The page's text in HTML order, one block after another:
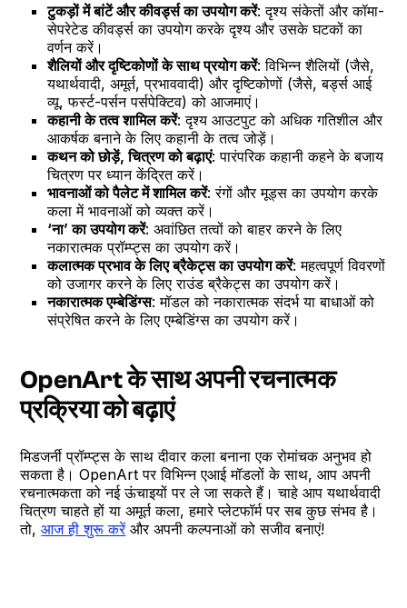
टुकड़ों में बांटें और कीवर्ड्स का उपयोग करें: दृश्य संकेतों और कॉमा-
सेपरेटेड कीवर्ड्स का उपयोग करके दृश्य और उसके घटकों का
वर्णन करें।
शैलियों और दृष्टिकोणों के साथ प्रयोग करें: विभिन्न शैलियों (जैसे,
यथार्थवादी, अमूर्त, प्रभाववादी) और दृष्टिकोणों (जैसे, बर्ड्स आई
व्यू, फर्स्ट-पर्सन पर्सपेक्टिव) को आजमाएं।
कहानी के तत्व शामिल करें: दृश्य आउटपुट को अधिक गतिशील और
आकर्षक बनाने के लिए कहानी के तत्व जोड़ें।
कथन को छोड़ें, चित्रण को बढ़ाएं: पारंपरिक कहानी कहने के बजाय
चित्रण पर ध्यान केंद्रित करें।
भावनाओं को पैलेट में शामिल करें: रंगों और मूड्स का उपयोग करके
कला में भावनाओं को व्यक्त करें।
‘ना’ का उपयोग करें: अवांछित तत्वों को बाहर करने के लिए
नकारात्मक प्रॉम्प्ट्स का उपयोग करें।
कलात्मक प्रभाव के लिए ब्रैकेट्स का उपयोग करें: महत्वपूर्ण विवरणों
को उजागर करने के लिए राउंड ब्रैकेट्स का उपयोग करें।
नकारात्मक एम्बेडिंग्स: मॉडल को नकारात्मक संदर्भ या बाधाओं को
संप्रेषित करने के लिए एम्बेडिंग्स का उपयोग करें।
OpenArt के साथ अपनी रचनात्मक
प्रक्रिया को बढ़ाएं
मिडजर्नी प्रॉम्प्ट्स के साथ दीवार कला बनाना एक रोमांचक अनुभव हो
सकता है। OpenArt पर विभिन्न एआई मॉडलों के साथ, आप अपनी
रचनात्मकता को नई ऊंचाइयों पर ले जा सकते हैं। चाहे आप यथार्थवादी
चित्रण चाहते हों या अमूर्त कला, हमारे प्लेटफॉर्म पर सब कुछ संभव है।
तो,आज ही शुरू करेंऔर अपनी कल्पनाओं को सजीव बनाएं!